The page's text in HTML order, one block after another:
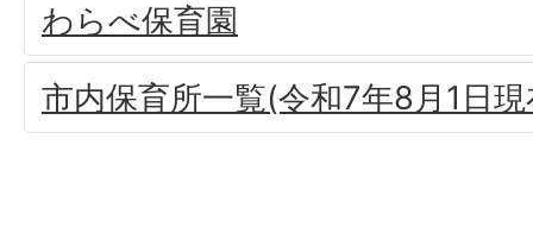
わらべ保育園
市内保育所一覧(令和7年8月1日